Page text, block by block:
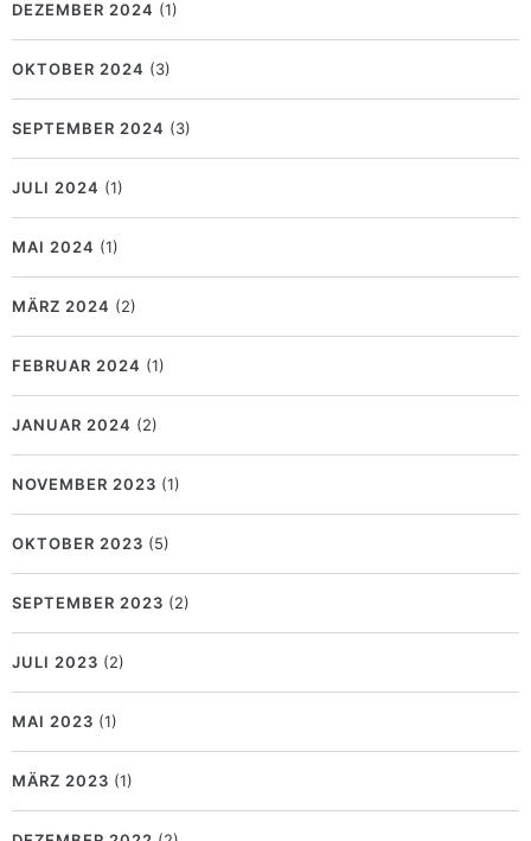
DEZEMBER 2024 (1)
OKTOBER 2024 (3)
SEPTEMBER 2024 (3)
JULI 2024 (1)
MAI 2024 (1)
MÄRZ 2024 (2)
FEBRUAR 2024 (1)
JANUAR 2024 (2)
NOVEMBER 2023 (1)
OKTOBER 2023 (5)
SEPTEMBER 2023 (2)
JULI 2023 (2)
MAI 2023 (1)
MÄRZ 2023 (1)